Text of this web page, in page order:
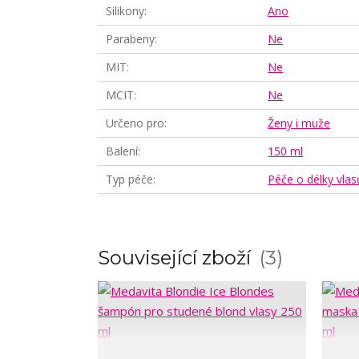
Silikony
Ano
Parabeny
Ne
MIT
Ne
MCIT
Ne
Určeno pro
Ženy i muže
Balení
150 ml
Typ péče
Péče o délky
Související zboží 3